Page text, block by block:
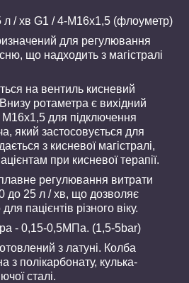
л / хв G1 / 4-М16х1,5 (флоуметр)
для регулювання
що надходить з магістралі
на вентиль кисневий
ротаметра є вихідний
для підключення
який застосовується для
з кисневої магістралі,
при кисневої терапії.
регулювання витрати
до 25 л / хв, що дозволяє
пацієнтів різного віку.
- 0,15-0,5МПа. (1,5-5bar)
з латуні. Колба
з полікарбонату, кулька-
сталі.